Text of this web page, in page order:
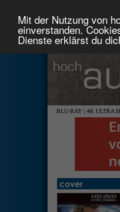
Mit der Nutzung von
einverstanden.
Dienste erklärst du
BLU-RAY | 4K ULTRA